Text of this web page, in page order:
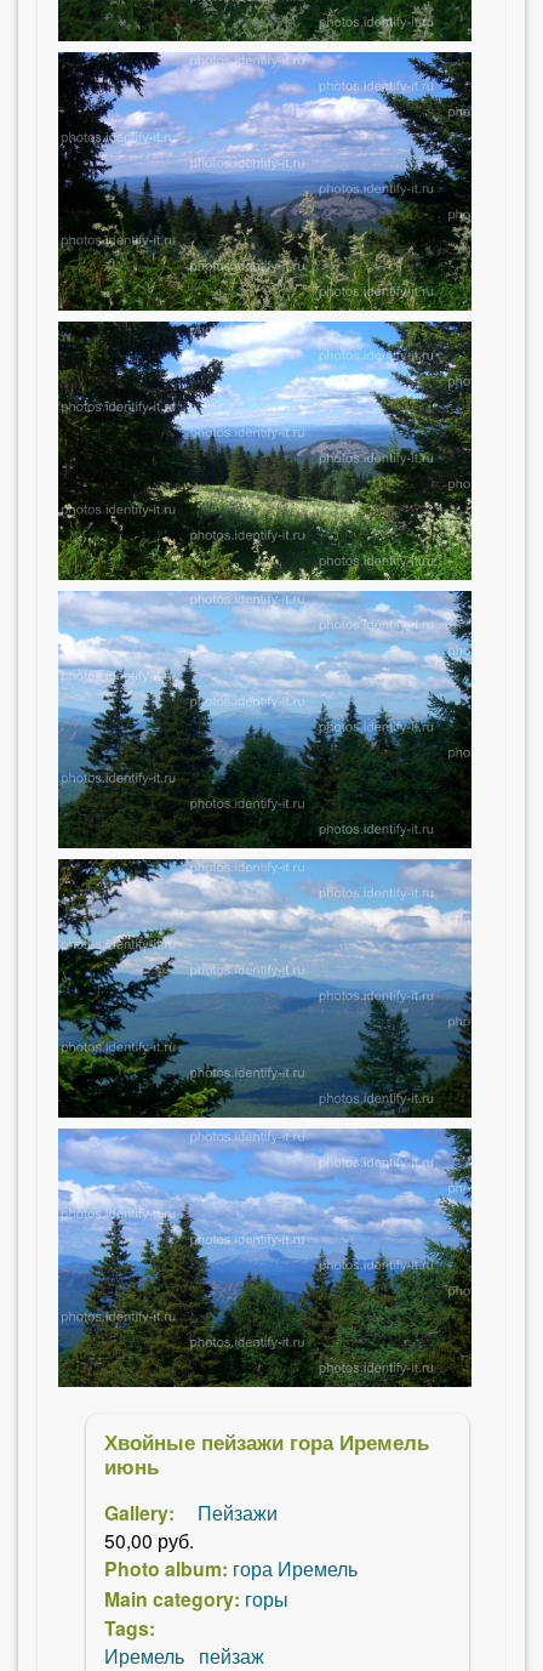
Хвойные пейзажи гора Иремель
июнь
Gallery:
Пейзажи
50,00 руб.
Photo album: гора Иремель
Main category: горы
Tags:
Иремель пейзаж